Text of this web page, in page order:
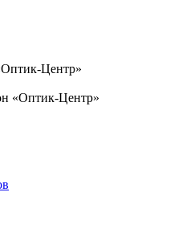
Центр»
«Оптик-Центр»